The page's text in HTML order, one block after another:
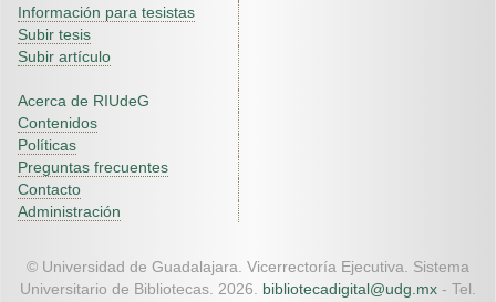
Información para tesistas
Subir tesis
Subir artículo
Acerca de RIUdeG
Contenidos
Políticas
Preguntas frecuentes
Contacto
Administración
© Universidad de Guadalajara. Vicerrectoría Ejecutiva. Sistema
Universitario de Bibliotecas. 2026. bibliotecadigital@udg.mx - Tel.